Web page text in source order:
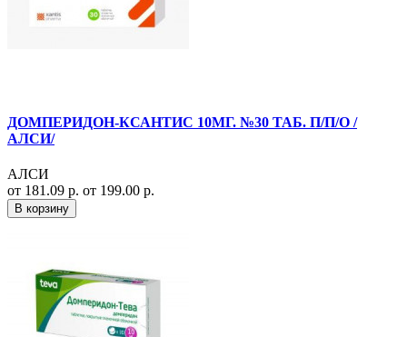
ДОМПЕРИДОН-КСАНТИС 10МГ. №30 ТАБ. П/П/О /
АЛСИ/
АЛСИ
от 181.09 р. от 199.00 р.
В корзину